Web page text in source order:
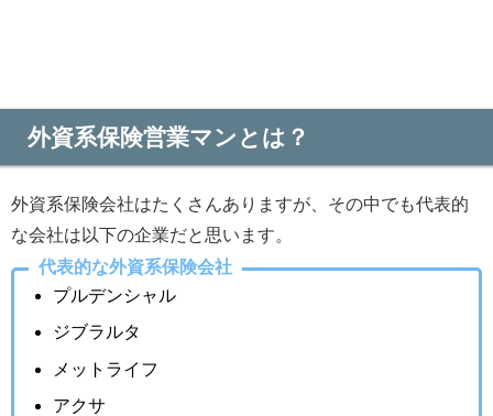
外資系保険営業マンとは？
外資系保険会社はたくさんありますが、その中でも代表的
な会社は以下の企業だと思います。
代表的な外資系保険会社
プルデンシャル
ジブラルタ
メットライフ
アクサ